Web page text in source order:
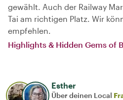
gewählt. Auch der Railway
Tai am richtigen Platz. Wir
empfehlen.
Highlights & Hidden Gems of
Esther
Über deinen Local